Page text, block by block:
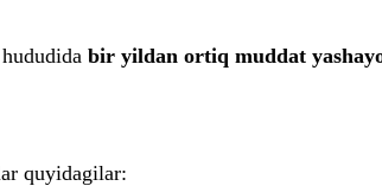
bir yildan ortiq muddat
quyidagilar: